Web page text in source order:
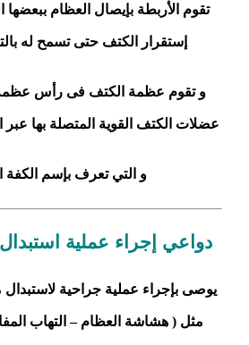
تقوم الأربطة بإيصال العظام
إستقرار الكتف حتى تسمح له
و تقوم عظمة الكتف فى رأس عظمة
عضلات الكتف القوية المتصلة بها عبر
و التي تعرف بإسم الكفة
دواعي إجراء عملية
يوصى بإجراء عملية جراحية
مثل ( هشاشة العظام – التهاب